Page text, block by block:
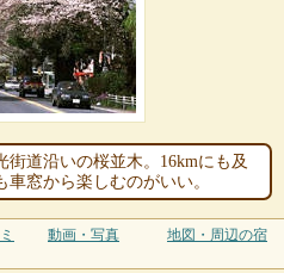
道沿いの桜並木。16kmにも及
窓から楽しむのがいい。
動画・写真 地図・周辺の宿